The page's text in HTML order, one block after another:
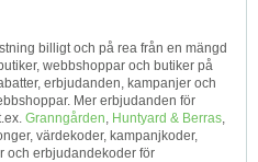
RSS
billigt och på rea från en mängd
webbshoppar och butiker på
erbjudanden, kampanjer och
Mer erbjudanden för
Granngården, Huntyard & Berras,
värdekoder, kampanjkoder,
och erbjudandekoder för